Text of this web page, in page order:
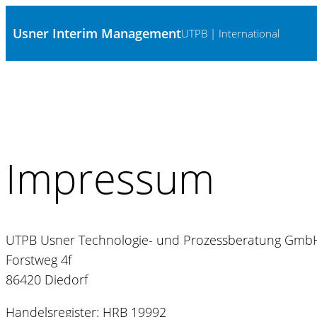
Usner Interim ManagementUTPB | International
Impressum
UTPB Usner Technologie- und Prozessberatung
Forstweg 4f
86420 Diedorf
Handelsregister: HRB 19992